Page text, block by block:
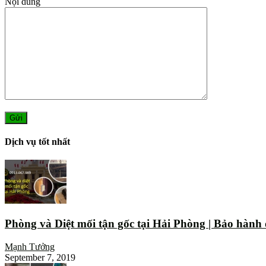
Dịch vụ tốt nhất
Phòng và Diệt mối tận gốc tại Hải Phòng | Bảo hành
Mạnh Tưởng
September 7, 2019